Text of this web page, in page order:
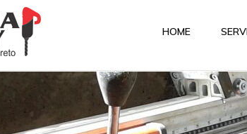
HOME